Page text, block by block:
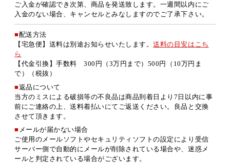
ご入金が確認でき次第、商品を発送致します。一週間以内にご
入金のない場合、キャンセルとみなしますのでご了承下さい。
■配送方法
【宅急便】送料は別途お知らせいたします。送料の目安はこち
ら
【代金引換】手数料 300円（3万円まで）500円（10万円ま
で）（税抜）
■返品について
当方のミスによる破損等の不良品は商品到着日より7日以内に事
前にご連絡の上、送料着払いにてご返送ください。良品と交換
させて頂きます。
■ メールが届かない場合
ご使用のメールソフトやセキュリティソフトの設定により受信
サーバー側で自動的にメールが削除されている場合や、迷惑メ
ールと判定されている場合がございます。